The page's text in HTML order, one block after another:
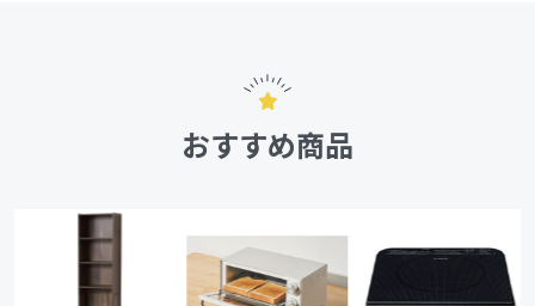
おすすめ商品